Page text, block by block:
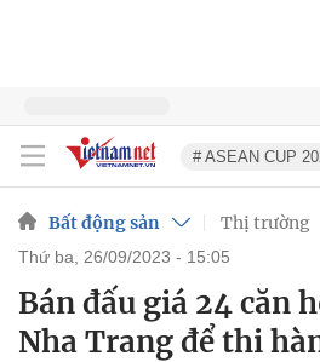
# ASEAN CUP
Bất động sản Thị trường
thứ ba, 26/09/2023 - 15:05
Bán đấu giá 24 căn
Nha Trang để thi